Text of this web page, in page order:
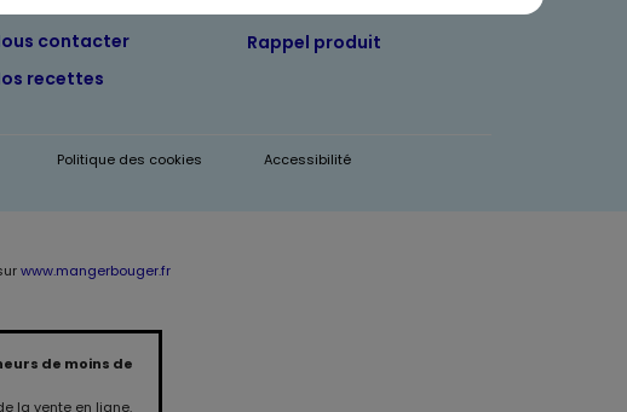
contacter
recettes
Rappel produit
Politique des cookies Accessibilité
www.mangerbouger.fr
de moins de
la vente en ligne.